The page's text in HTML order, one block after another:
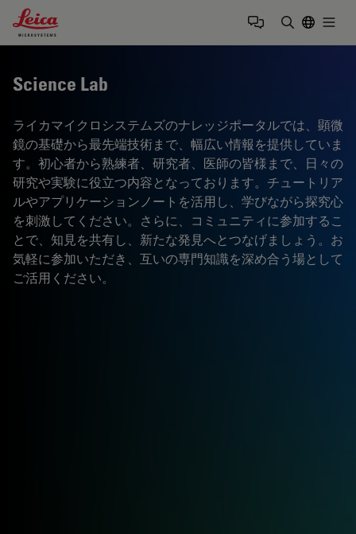
Leica Microsystems Logo
Science Lab
ライカマイクロシステムズのナレッジポータルでは、顕微
鏡の基礎から最先端技術まで、幅広い情報を提供していま
す。初心者から熟練者、研究者、医師の皆様まで、日々の
研究や実験に役立つ内容となっております。チュートリア
ルやアプリケーションノートを活用し、学びながら探究心
を刺激してください。さらに、コミュニティに参加するこ
とで、知見を共有し、新たな発見へとつなげましょう。お
気軽に参加いただき、互いの専門知識を深め合う場として
ご活用ください。